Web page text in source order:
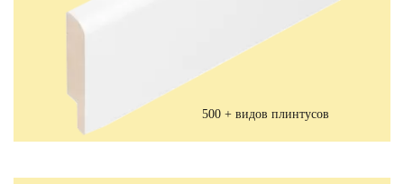
500 + видов плинтусов